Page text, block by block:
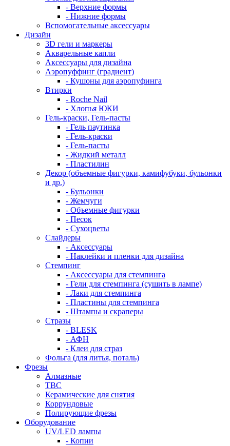
- Верхние формы
- Нижние формы
Вспомогательные аксессуары
Дизайн
3D гели и маркеры
Акварельные капли
Аксессуары для дизайна
Аэропуффинг (градиент)
- Кушоны для аэропуфинга
Втирки
- Roche Nail
- Хлопья ЮКИ
Гель-краски, Гель-пасты
- Гель паутинка
- Гель-краски
- Гель-пасты
- Жидкий металл
- Пластилин
Декор (объемные фигурки, камифубуки, бульонки
и др.)
- Бульонки
- Жемчуги
- Объемные фигурки
- Песок
- Сухоцветы
Слайдеры
- Аксессуары
- Наклейки и пленки для дизайна
Стемпинг
- Аксессуары для стемпинга
- Гели для стемпинга (сушить в лампе)
- Лаки для стемпинга
- Пластины для стемпинга
- Штампы и скраперы
Стразы
- BLESK
- АФН
- Клеи для страз
Фольга (для литья, поталь)
Фрезы
Алмазные
ТВС
Керамические для снятия
Коррундовые
Полирующие фрезы
Оборудование
UV/LED лампы
- Копии